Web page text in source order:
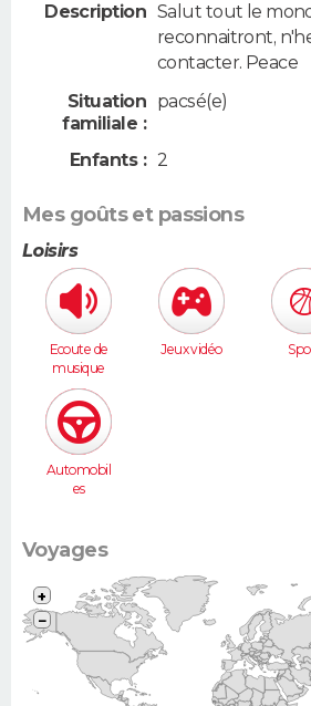
Description Salut tout le
reconnaitront,
contacter. Peace
Situation
familiale :
pacsé(e)
Enfants : 2
Mes goûts et passions
Loisirs
Ecoute de
musique
Jeux vidéo
Automobil
es
Voyages
+
−